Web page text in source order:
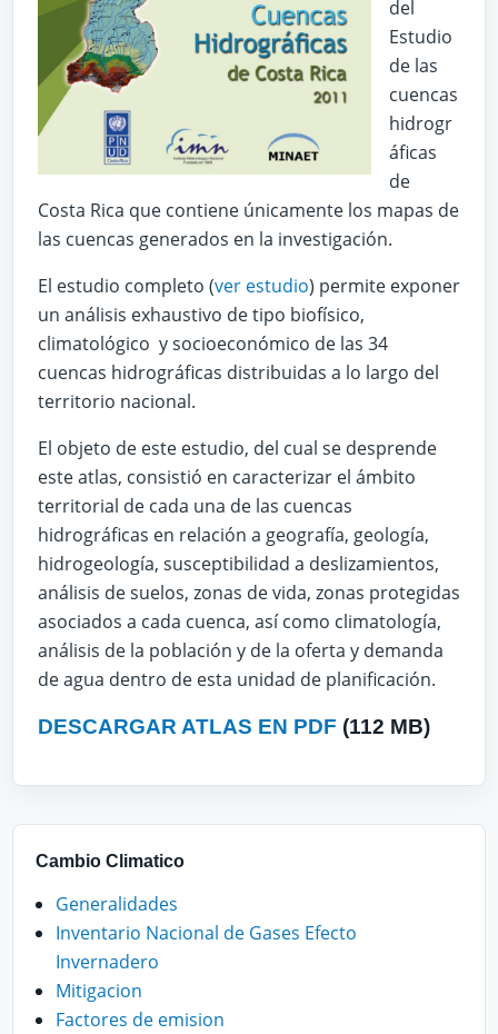
del
Estudio
de las
cuencas
hidrogr
áficas
de
Costa Rica que contiene únicamente los mapas de
las cuencas generados en la investigación.
El estudio completo (ver estudio) permite exponer
un análisis exhaustivo de tipo biofísico,
climatológico y socioeconómico de las 34
cuencas hidrográficas distribuidas a lo largo del
territorio nacional.
El objeto de este estudio, del cual se desprende
este atlas, consistió en caracterizar el ámbito
territorial de cada una de las cuencas
hidrográficas en relación a geografía, geología,
hidrogeología, susceptibilidad a deslizamientos,
análisis de suelos, zonas de vida, zonas protegidas
asociados a cada cuenca, así como climatología,
análisis de la población y de la oferta y demanda
de agua dentro de esta unidad de planificación.
DESCARGAR ATLAS EN PDF (112 MB)
Cambio Climatico
Generalidades
Inventario Nacional de Gases Efecto
Invernadero
Mitigacion
Factores de emision